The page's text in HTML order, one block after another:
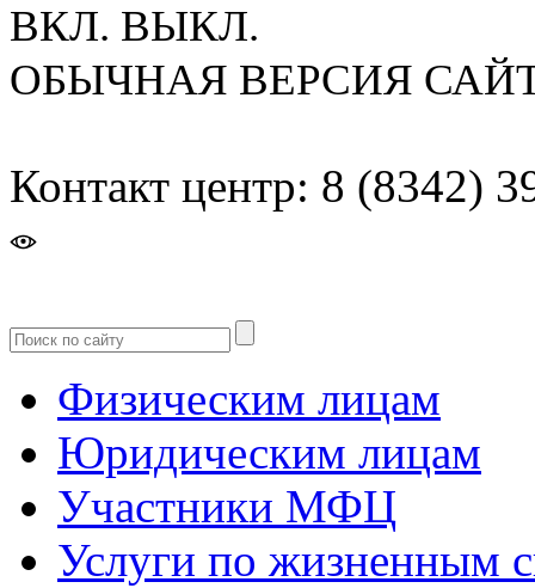
ВКЛ. ВЫКЛ.
ОБЫЧНАЯ ВЕРСИЯ
Контакт центр: 8 (8342)
Физическим лицам
Юридическим лицам
Участники МФЦ
Услуги по жизненным